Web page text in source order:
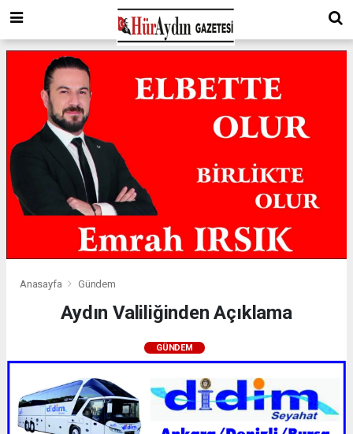
Anasayfa Gündem
Aydın Valiliğinden Açıklama
GÜNDEM